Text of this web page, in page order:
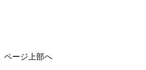
ページ上部へ